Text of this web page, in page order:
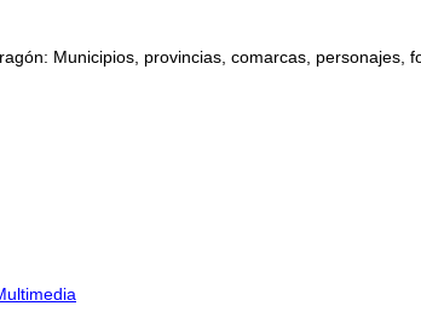
Municipios, provincias, comarcas, personajes,